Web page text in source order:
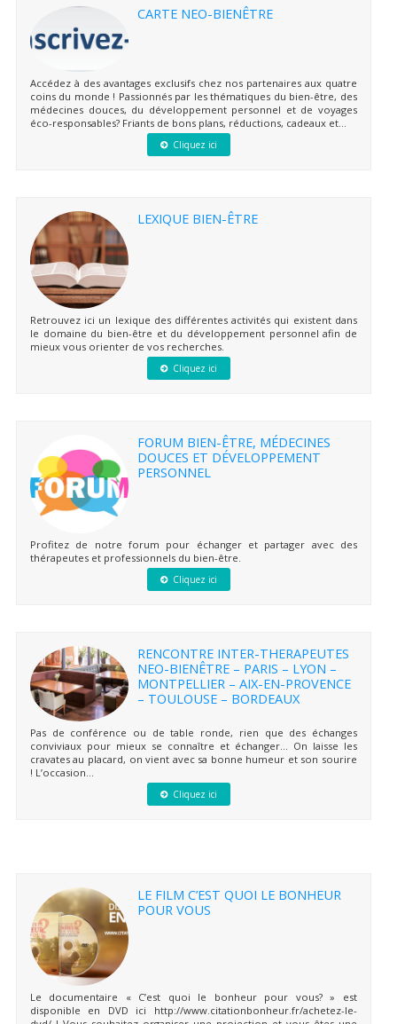
CARTE NEO-BIENÊTRE
Accédez à des avantages exclusifs chez nos partenaires aux quatre
coins du monde ! Passionnés par les thématiques du bien-être, des
médecines douces, du développement personnel et de voyages
éco-responsables? Friants de bons plans, réductions, cadeaux et...
Cliquez ici
LEXIQUE BIEN-ÊTRE
Retrouvez ici un lexique des différentes activités qui existent dans
le domaine du bien-être et du développement personnel afin de
mieux vous orienter de vos recherches.
Cliquez ici
FORUM BIEN-ÊTRE, MÉDECINES
DOUCES ET DÉVELOPPEMENT
PERSONNEL
Profitez de notre forum pour échanger et partager avec des
thérapeutes et professionnels du bien-être.
Cliquez ici
RENCONTRE INTER-THERAPEUTES
NEO-BIENÊTRE – PARIS – LYON –
MONTPELLIER – AIX-EN-PROVENCE
– TOULOUSE – BORDEAUX
Pas de conférence ou de table ronde, rien que des échanges
conviviaux pour mieux se connaître et échanger… On laisse les
cravates au placard, on vient avec sa bonne humeur et son sourire
! L’occasion...
Cliquez ici
LE FILM C’EST QUOI LE BONHEUR
POUR VOUS
Le documentaire « C’est quoi le bonheur pour vous? » est
disponible en DVD ici http://www.citationbonheur.fr/achetez-le-